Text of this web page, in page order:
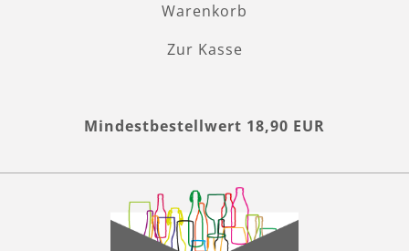
Warenkorb
Zur Kasse
Mindestbestellwert 18,90 EUR